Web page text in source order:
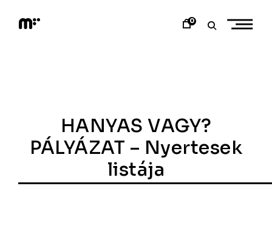
content
0
HANYAS VAGY?
PÁLYÁZAT – Nyertesek
listája